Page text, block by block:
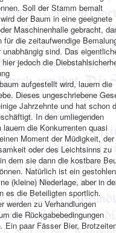
Soll der Stamm bemalt
der Baum in eine geeignete
Maschinenhalle gebracht,
für die zeitaufwendige
sind. Das
jedoch die
aufgestellt wird, lauern die
Dieses ungeschriebene
Jahrzehnte und hat schon
In den umliegenden
lauern die Konkurrenten quasi
Moment der Müdigkeit, der
oder des Leichtsinns zu
dem sie dann die kostbare
Natürlich ist ein
(kleine) Niederlage, aber in
es die Beteiligten sportlich.
werden zu Verhandlungen
die Rückgabebedingungen
Ein paar Fässer Bier,